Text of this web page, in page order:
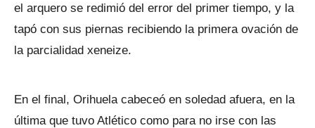
el arquero se redimió del error del primer tiempo, y la
tapó con sus piernas recibiendo la primera ovación de
la parcialidad xeneize.
En el final, Orihuela cabeceó en soledad afuera, en la
última que tuvo Atlético como para no irse con las